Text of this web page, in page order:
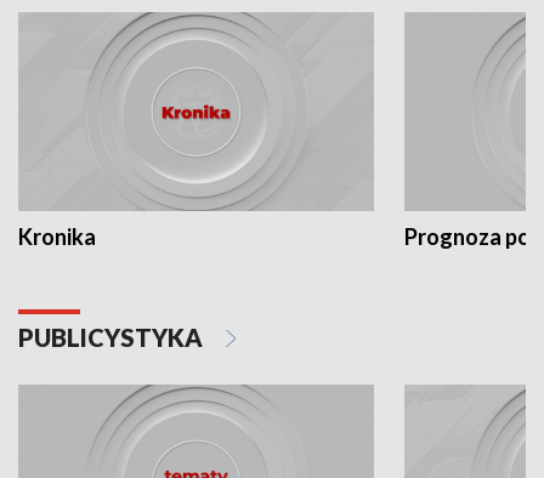
Kronika Prognoza
PUBLICYSTYKA